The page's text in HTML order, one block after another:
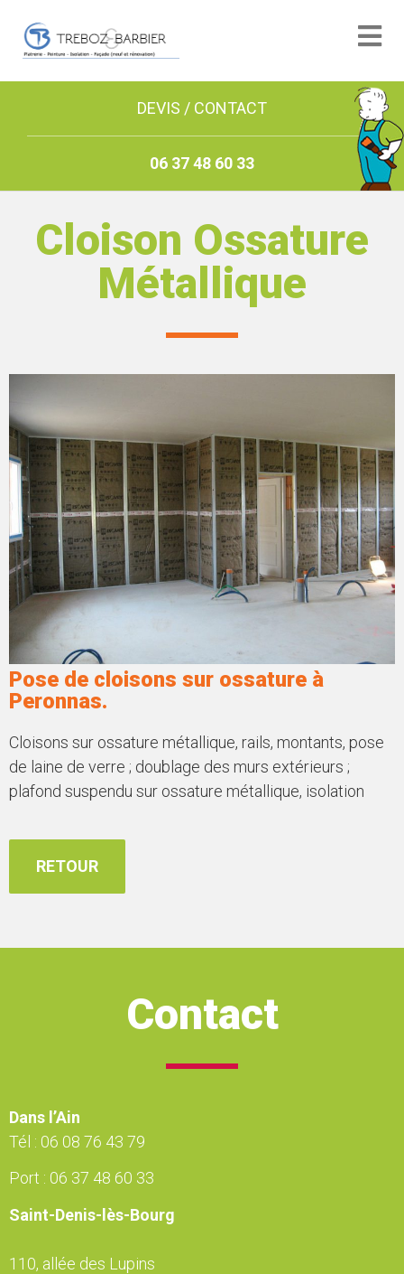
DEVIS / CONTACT
06 37 48 60 33
Cloison Ossature
Métallique
Pose de cloisons sur ossature à
Peronnas.
Cloisons sur ossature métallique, rails, montants, pose
de laine de verre ; doublage des murs extérieurs ;
plafond suspendu sur ossature métallique, isolation
RETOUR
Contact
Dans l’Ain
Tél : 06 08 76 43 79
Port : 06 37 48 60 33
Saint-Denis-lès-Bourg
110, allée des Lupins